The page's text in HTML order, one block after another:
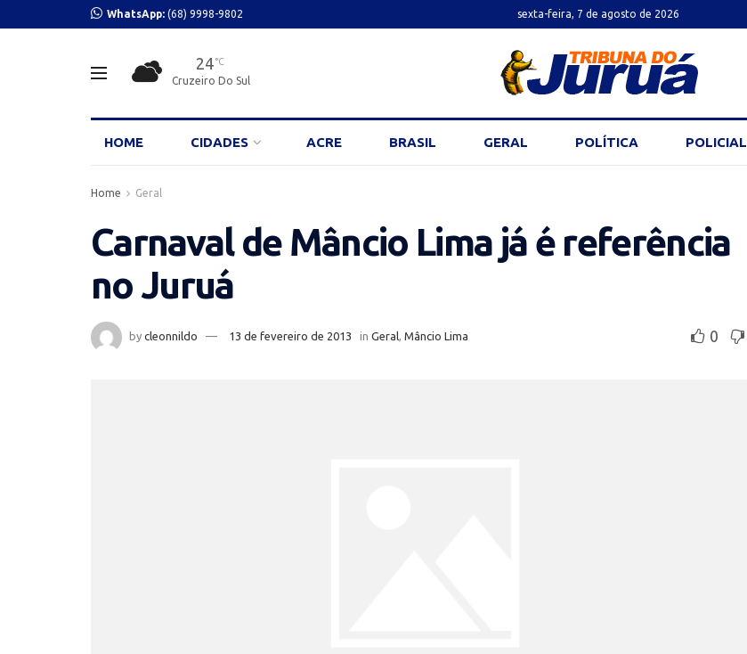
WhatsApp: (68) 9998-9802 sexta-feira, 7 de agosto de 2026
24 °C
Cruzeiro Do Sul
HOME CIDADES ACRE BRASIL GERAL POLÍTICA POLICIAL
Home Geral
Carnaval de Mâncio Lima já é referência
no Juruá
by cleonnildo 13 de fevereiro de 2013 in Geral Mâncio Lima 0